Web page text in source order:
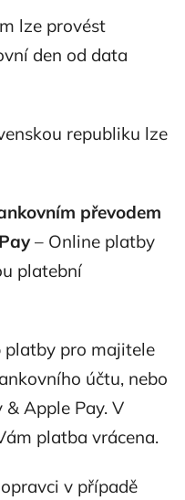
lze provést
den od data
republiku lze
převodem
– Online platby
platební
platby pro majitele
účtu, nebo
Apple Pay. V
platba vrácena.
v případě